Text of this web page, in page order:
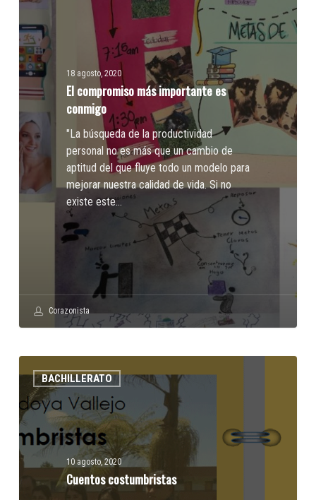
importante
es
conmigo
18 agosto, 2020
El compromiso más importante es
conmigo
"La búsqueda de la productividad
personal no es más que un cambio de
aptitud del que fluye todo un modelo para
mejorar nuestra calidad de vida. Si no
existe este…
Corazonista
BACHILLERATO
costumbristas
10 agosto, 2020
Cuentos costumbristas